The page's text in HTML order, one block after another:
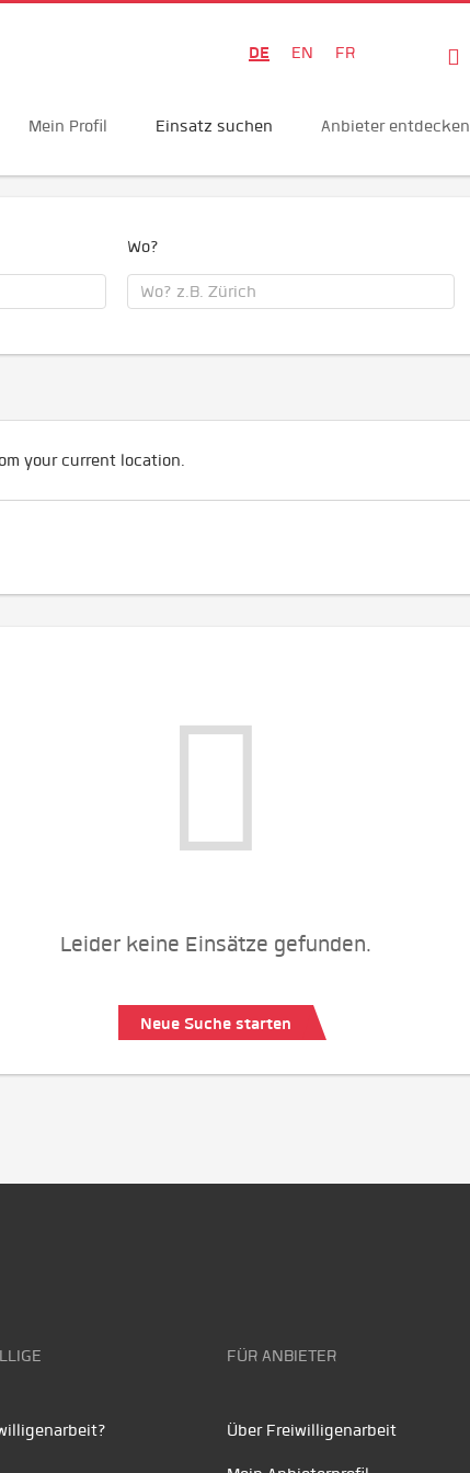
DE EN FR
Mein Profil Einsatz suchen Anbieter entdecken
Wo?
your current location.
Leider keine Einsätze gefunden.
Neue Suche starten
FÜR ANBIETER
Über Freiwilligenarbeit